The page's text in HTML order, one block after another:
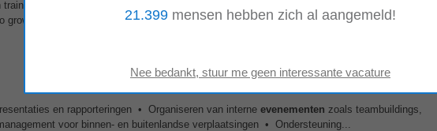
van onze eigen PepperAcademy De leukste feestjes, borrels en
grow! Over ons: Pepperminds is al dik 25 jaar proud...
en rapporteringen • Organiseren van interne evenementen zoals teambuildings,
voor binnen- en buitenlandse verplaatsingen • Ondersteuning...
21.399 mensen hebben zich al aangemeld!